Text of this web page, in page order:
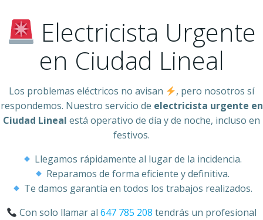
Electricista Urgente
en Ciudad Lineal
Los problemas eléctricos no avisan
, pero nosotros sí
respondemos. Nuestro servicio de electricista urgente en
Ciudad Lineal está operativo de día y de noche, incluso en
festivos.
Llegamos rápidamente al lugar de la incidencia.
Reparamos de forma eficiente y definitiva.
Te damos garantía en todos los trabajos realizados.
Con solo llamar al647 785 208 tendrás un profesional